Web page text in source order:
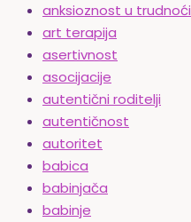
anksioznost u trudnoći
art terapija
asertivnost
asocijacije
autentični roditelji
autentičnost
autoritet
babica
babinjača
babinje